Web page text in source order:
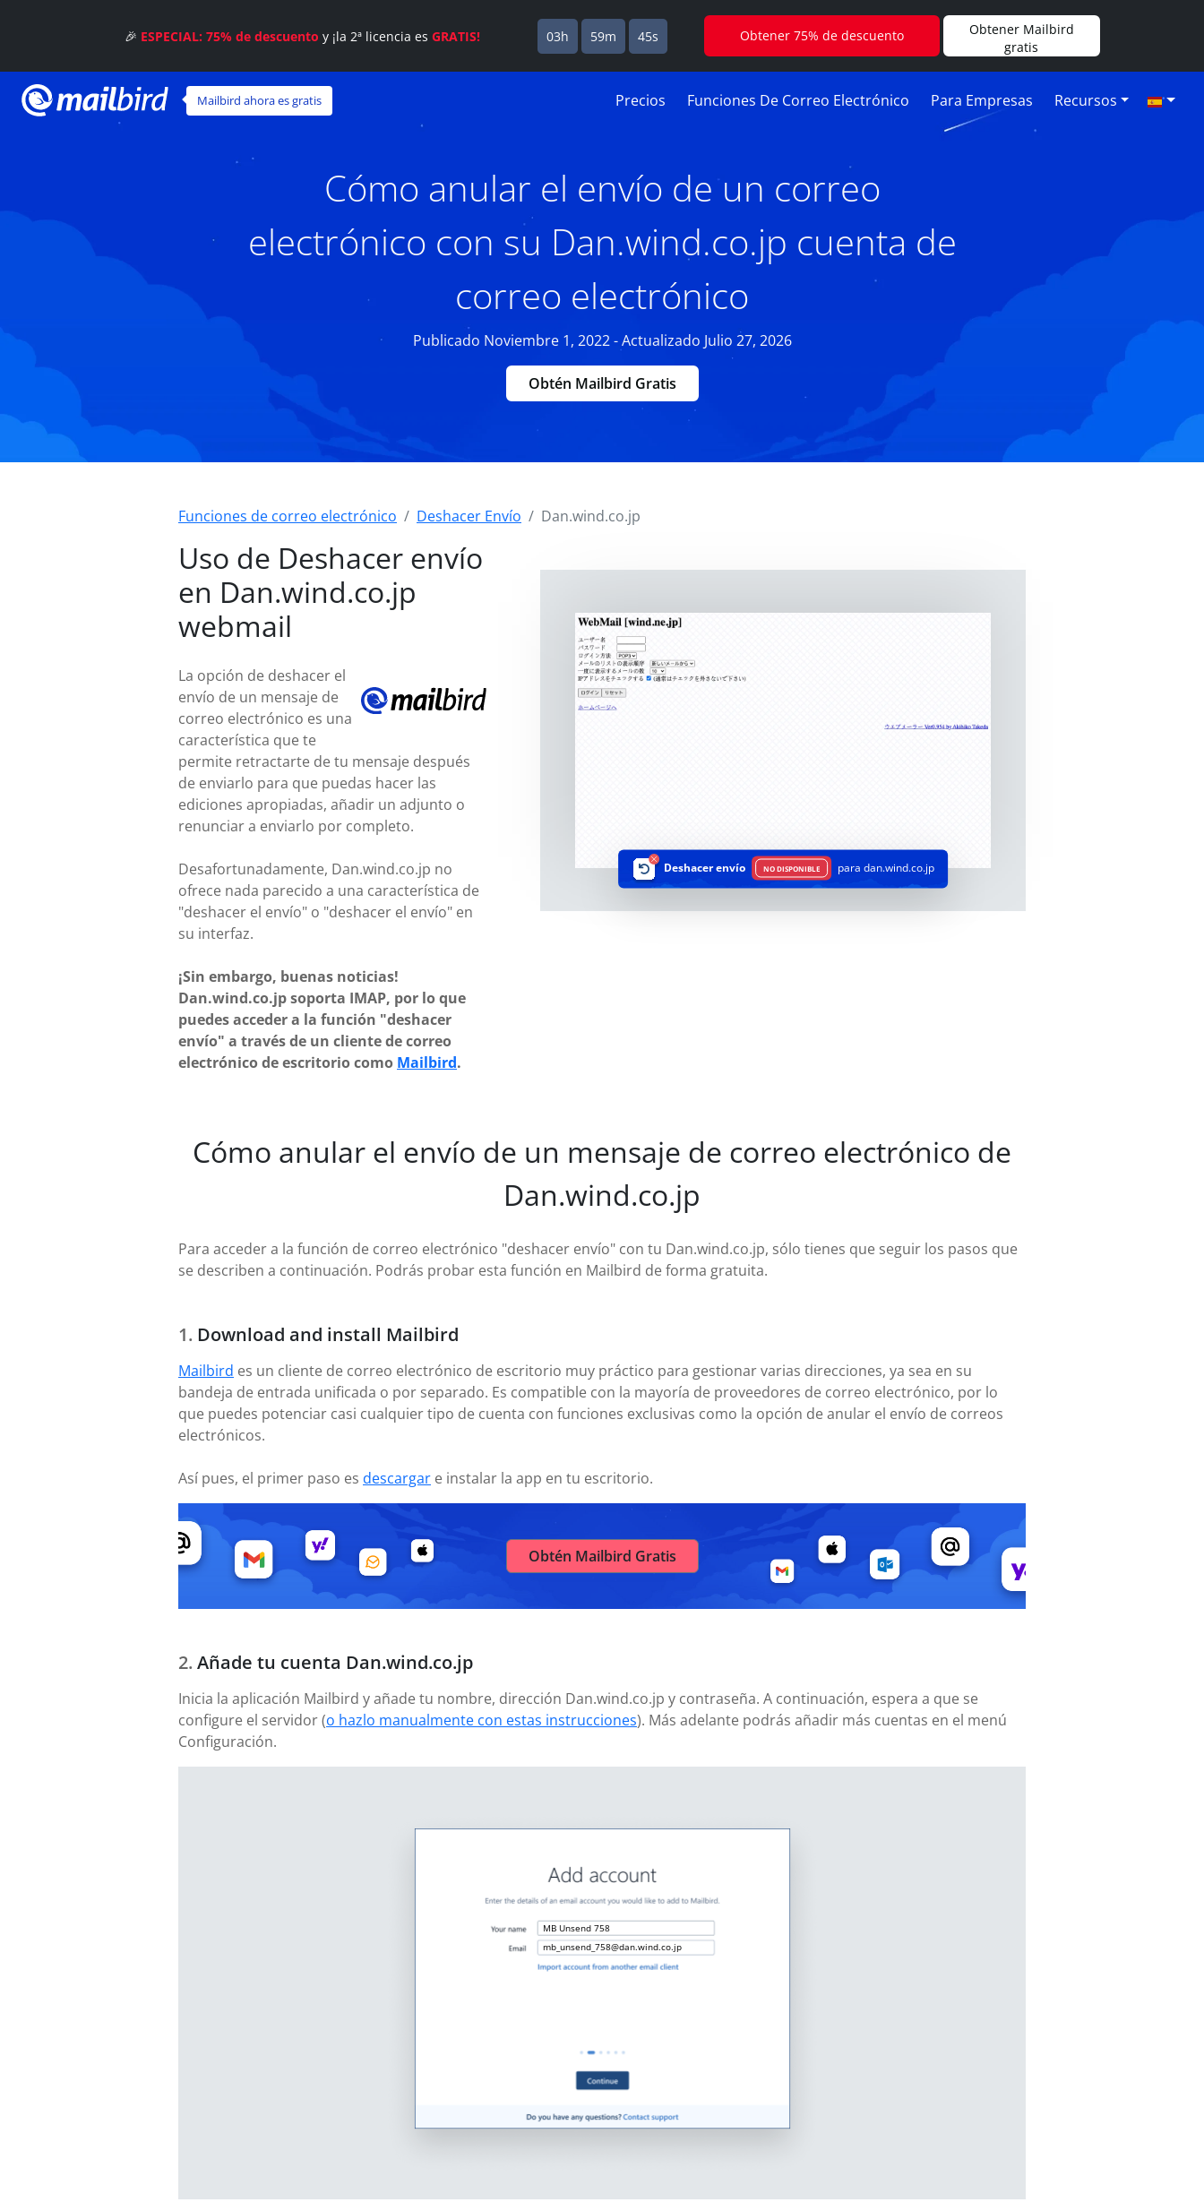
Mailbird ahora es gratis Precios Funciones De Correo Electrónico Para Empresas Recursos
Cómo anular el envío de un correo
electrónico con su Dan.wind.co.jp cuenta de
correo electrónico
Publicado Noviembre 1, 2022 - Actualizado Julio 27, 2026
Obtén Mailbird Gratis
Funciones de correo electrónico Deshacer Envío Dan.wind.co.jp
Uso de Deshacer envío
en Dan.wind.co.jp
webmail
La opción de deshacer el
envío de un mensaje de
correo electrónico es una
característica que te
permite retractarte de tu mensaje después
de enviarlo para que puedas hacer las
ediciones apropiadas, añadir un adjunto o
renunciar a enviarlo por completo.
Desafortunadamente, Dan.wind.co.jp no
ofrece nada parecido a una característica de
"deshacer el envío" o "deshacer el envío" en
su interfaz.
¡Sin embargo, buenas noticias!
Dan.wind.co.jp soporta IMAP, por lo que
puedes acceder a la función "deshacer
envío" a través de un cliente de correo
electrónico de escritorio como Mailbird.
Deshacer envío NO DISPONIBLE para dan.wind.co.jp
Cómo anular el envío de un mensaje de correo electrónico de
Dan.wind.co.jp
Para acceder a la función de correo electrónico "deshacer envío" con tu Dan.wind.co.jp, sólo tienes que seguir los pasos que
se describen a continuación. Podrás probar esta función en Mailbird de forma gratuita.
Download and install Mailbird
Mailbird es un cliente de correo electrónico de escritorio muy práctico para gestionar varias direcciones, ya sea en su
bandeja de entrada unificada o por separado. Es compatible con la mayoría de proveedores de correo electrónico, por lo
que puedes potenciar casi cualquier tipo de cuenta con funciones exclusivas como la opción de anular el envío de correos
electrónicos.
Así pues, el primer paso es descargar e instalar la app en tu escritorio.
Obtén Mailbird Gratis
Añade tu cuenta Dan.wind.co.jp
Inicia la aplicación Mailbird y añade tu nombre, dirección Dan.wind.co.jp y contraseña. A continuación, espera a que se
configure el servidor (o hazlo manualmente con estas instrucciones). Más adelante podrás añadir más cuentas en el menú
Configuración.
MB Unsend 758
mb_unsend_758@dan.wind.co.jp
🎉 ESPECIAL: 75% de descuento y ¡la 2ª licencia es GRATIS! 03h 59m 44s Obtener 75% de descuento
Obtener Mailbird
gratis